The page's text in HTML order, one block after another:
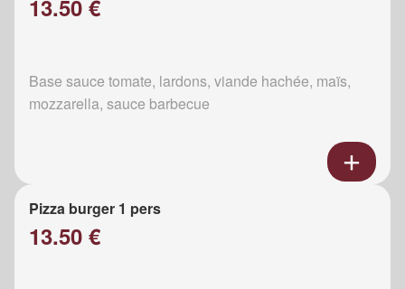
13.50 €
Base sauce tomate, lardons, viande hachée, maïs,
mozzarella, sauce barbecue
Pizza burger 1 pers
13.50 €